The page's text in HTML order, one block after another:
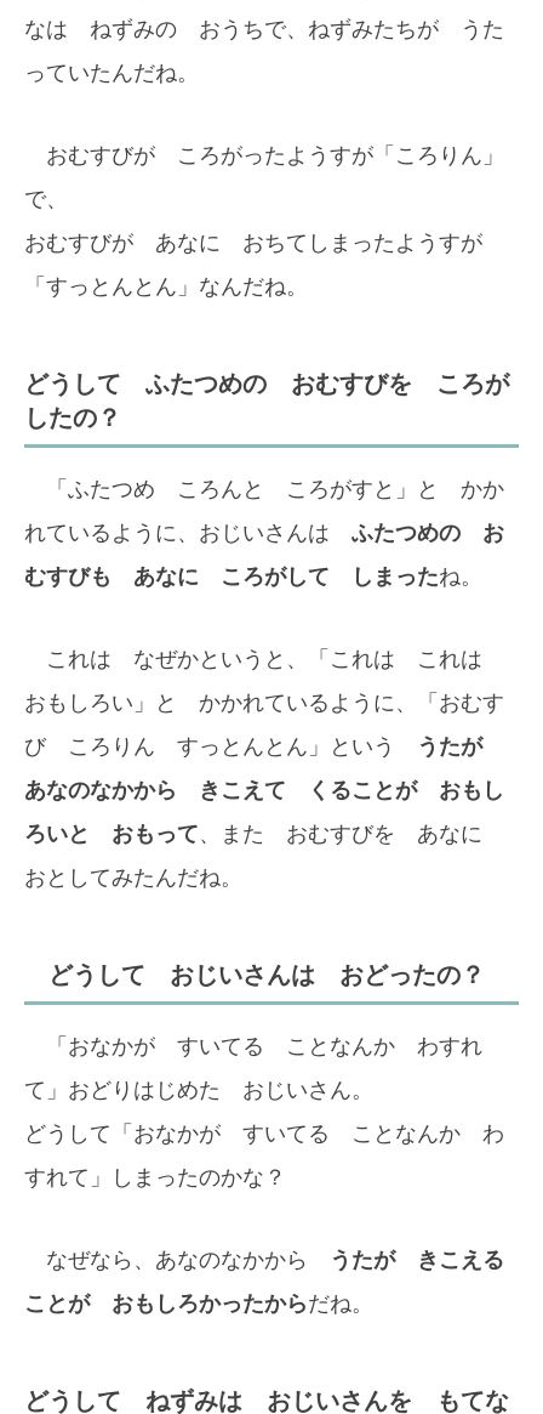
なは ねずみの おうちで、ねずみたちが うた
っていたんだね。
おむすびが ころがったようすが「ころりん」
で、
おむすびが あなに おちてしまったようすが
「すっとんとん」なんだね。
どうして ふたつめの おむすびを ころが
したの？
「ふたつめ ころんと ころがすと」と かか
れているように、おじいさんは ふたつめの お
むすびも あなに ころがして しまったね。
これは なぜかというと、「これは これは
おもしろい」と かかれているように、「おむす
び ころりん すっとんとん」という
うたが
あなのなかから きこえて くることが おもし
ろいと おもって、また おむすびを あなに
おとしてみたんだね。
どうして おじいさんは おどったの？
「おなかが すいてる ことなんか わすれ
て」おどりはじめた おじいさん。
どうして「おなかが すいてる ことなんか わ
すれて」しまったのかな？
なぜなら、あなのなかから
うたが きこえる
ことが おもしろかったからだね。
どうして ねずみは おじいさんを もてな